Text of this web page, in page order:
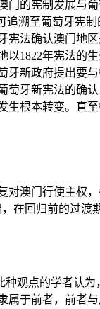
宪制发展与
溯至葡萄牙宪
宪法确认澳门
1822年宪法
新政府提出要
牙新宪法的确
根本转变。直
澳门行使主权
在回归前的过
点的学者认
于前者，前者